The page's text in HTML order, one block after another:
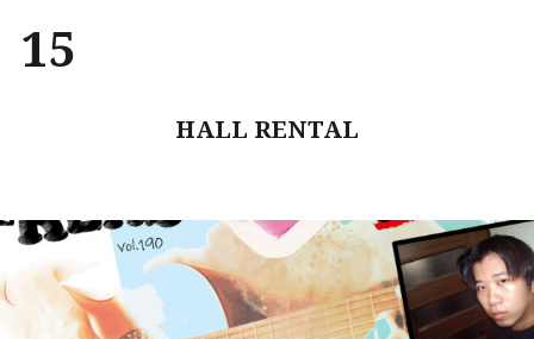
15
HALL RENTAL